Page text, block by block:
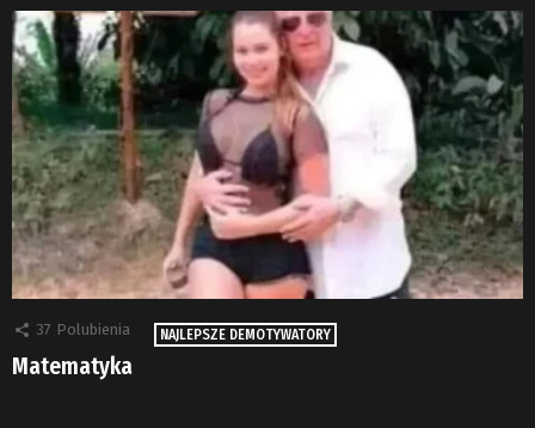
37 Polubienia NAJLEPSZE DEMOTYWATORY
Matematyka